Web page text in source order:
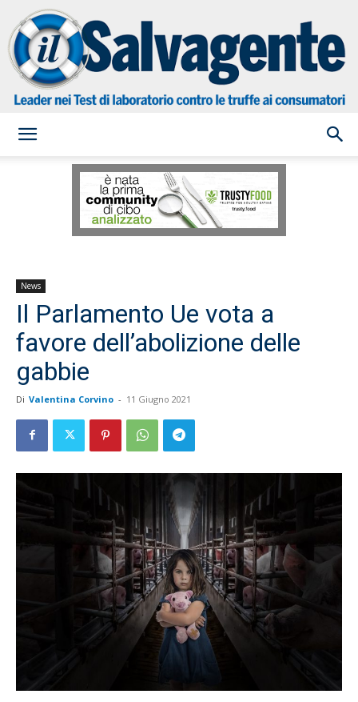
Salvagente
News
Il Parlamento Ue vota a
favore dell’abolizione delle
gabbie
Di Valentina Corvino - 11 Giugno 2021